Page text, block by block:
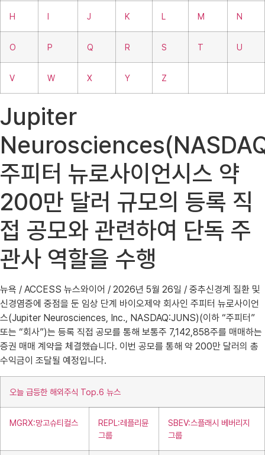
H I J K L M N
O P Q R S T U
V W X Y Z
Jupiter
주피터 뉴로사이언시스 약
200만 달러 규모의 등록 직
접 공모와 관련하여 단독 주
관사 역할을 수행
뉴욕 / ACCESS 뉴스와이어 / 2026년 5월 26일 / 중추신경계 질환 및
신경염증에 중점을 둔 임상 단계 바이오제약 회사인 주피터 뉴로사이언
스(Jupiter Neurosciences, Inc., NASDAQ:JUNS)(이하 “주피터”
또는 “회사”)는 등록 직접 공모를 통해 보통주 7,142,858주를 매매하는
증권 매매 계약을 체결했습니다. 이번 공모를 통해 약 200만 달러의 총
수익금이 조달될 예정입니다.
오늘 급등한 해외주식 Top.6 뉴스
MGRX:망고슈티컬스
REPL:레플리뮨
그룹
SBEV:스플래시 베버리지
그룹